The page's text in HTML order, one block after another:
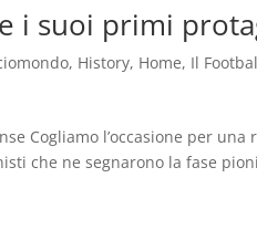
i suoi primi
, History, Home, Il
Cogliamo l’occasione per
che ne segnarono la fase